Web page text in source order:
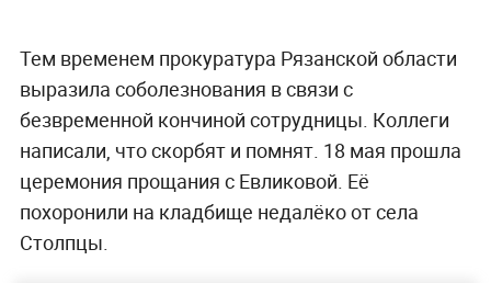
Тем временем прокуратура Рязанской области
выразила соболезнования в связи с
безвременной кончиной сотрудницы. Коллеги
написали, что скорбят и помнят. 18 мая прошла
церемония прощания с Евликовой. Её
похоронили на кладбище недалёко от села
Столпцы.